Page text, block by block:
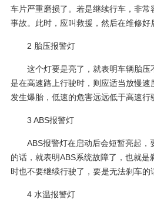
车片严重磨损了。若是继续行车，非常
事故。此时，应叫救援，然后在维修好
2 胎压报警灯
这个灯要是亮了，就表明车辆胎
是在高速路上行驶时，则应适当放慢速
发生爆胎，低速的危害远远低于高速行
3 ABS报警灯
ABS报警灯在启动后会短暂亮起，
的话，就表明ABS系统故障了，也就
时也不要继续行驶了，要是无法刹车的
4 水温报警灯